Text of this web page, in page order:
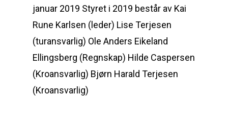
januar 2019 Styret i 2019 består av Kai
Rune Karlsen (leder) Lise Terjesen
(turansvarlig) Ole Anders Eikeland
Ellingsberg (Regnskap) Hilde Caspersen
(Kroansvarlig) Bjørn Harald Terjesen
(Kroansvarlig)